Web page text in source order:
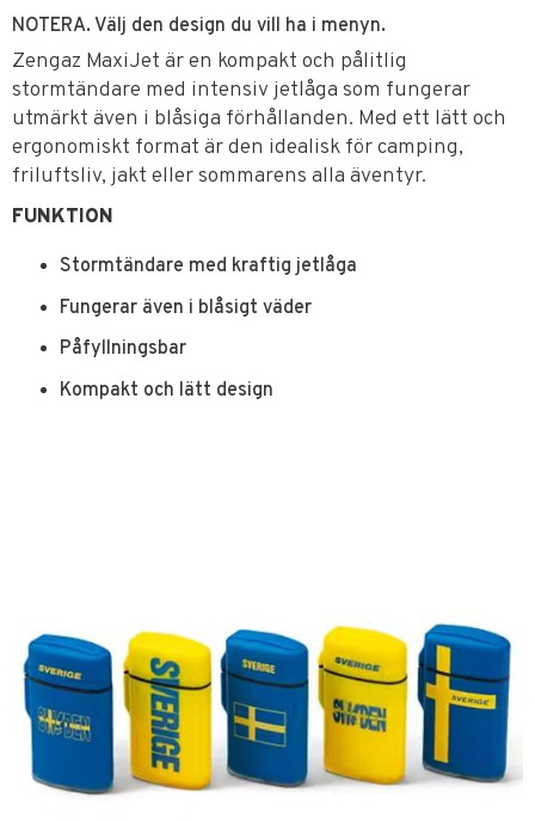
NOTERA. Välj den design du vill ha i menyn.
Zengaz MaxiJet är en kompakt och pålitlig
stormtändare med intensiv jetlåga som fungerar
utmärkt även i blåsiga förhållanden. Med ett lätt och
ergonomiskt format är den idealisk för camping,
friluftsliv, jakt eller sommarens alla äventyr.
FUNKTION
Stormtändare med kraftig jetlåga
Fungerar även i blåsigt väder
Påfyllningsbar
Kompakt och lätt design